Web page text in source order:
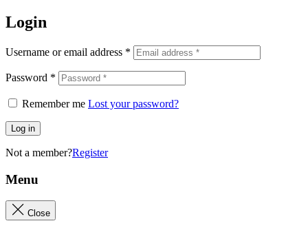
Login
Username or email address *
Password *
Remember me Lost your password?
Log in
Not a member?Register
Menu
Close